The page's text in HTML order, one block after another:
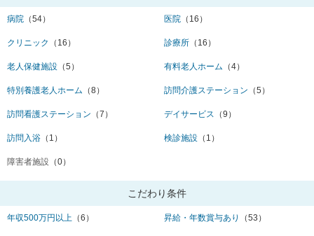
病院 （54） 医院 （16）
クリニック （16） 診療所 （16）
老人保健施設 （5） 有料老人ホーム （4）
特別養護老人ホーム （8） 訪問介護ステーション （5）
訪問看護ステーション （7） デイサービス （9）
訪問入浴 （1） 検診施設 （1）
障害者施設 （0）
こだわり条件
年収500万円以上 （6） 昇給・年数賞与あり （53）